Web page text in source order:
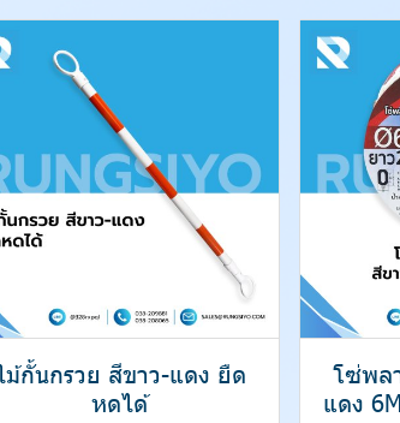
ม้กั้นกรวย สีขาว-แดง ยืด
หดได้
โซ่พล
แดง